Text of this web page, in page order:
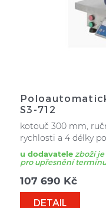
S3-712
kotouč 300 mm,
rychlosti a 4 délky
u dodavatele zboží
pro upřesnění
107 690 Kč
DETAIL